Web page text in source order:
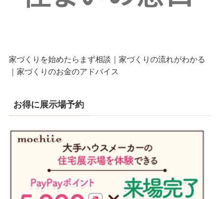
家づくりを始めたらまず相談｜家づくりの流れがわかる
｜家づくりのお金のアドバイス
お得に展示場予約